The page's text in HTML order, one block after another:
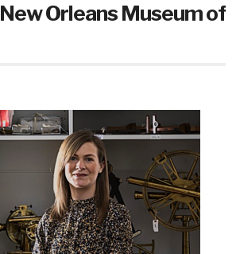
New Orleans Museum of